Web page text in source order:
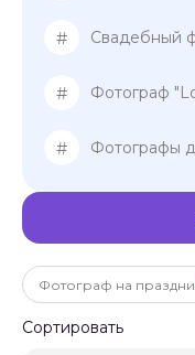
# Свадебный
# Фотограф
# Фотографы
Фотограф на
Сортировать